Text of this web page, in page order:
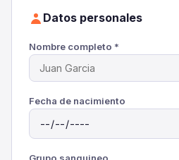
Datos personales
Nombre completo *
Fecha de nacimiento